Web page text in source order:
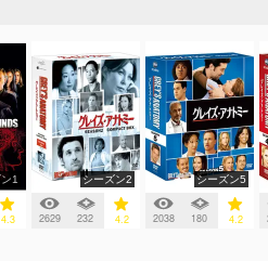
1
4.3
シーズン2
2629 232 4.2
シーズン5
2038 180 4.2